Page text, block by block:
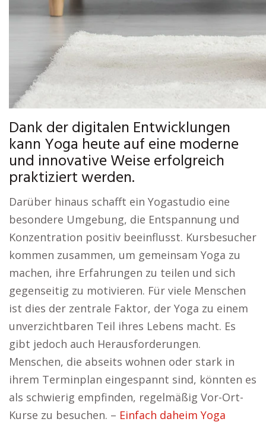
Dank der digitalen Entwicklungen
kann Yoga heute auf eine moderne
und innovative Weise erfolgreich
praktiziert werden.
Darüber hinaus schafft ein Yogastudio eine
besondere Umgebung, die Entspannung und
Konzentration positiv beeinflusst. Kursbesucher
kommen zusammen, um gemeinsam Yoga zu
machen, ihre Erfahrungen zu teilen und sich
gegenseitig zu motivieren. Für viele Menschen
ist dies der zentrale Faktor, der Yoga zu einem
unverzichtbaren Teil ihres Lebens macht. Es
gibt jedoch auch Herausforderungen.
Menschen, die abseits wohnen oder stark in
ihrem Terminplan eingespannt sind, könnten es
als schwierig empfinden, regelmäßig Vor-Ort-
Kurse zu besuchen. – Einfach daheim Yoga